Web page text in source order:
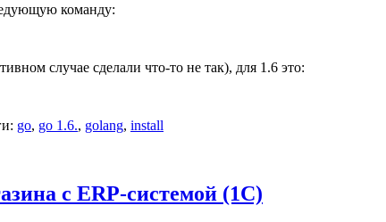
команду:
случае сделали что-то не так), для 1.6 это:
go, go 1.6., golang, install
с ERP-системой (1С)